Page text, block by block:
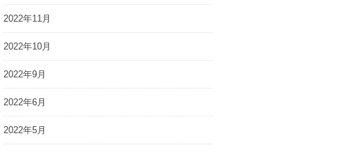
2022年11月
2022年10月
2022年9月
2022年6月
2022年5月